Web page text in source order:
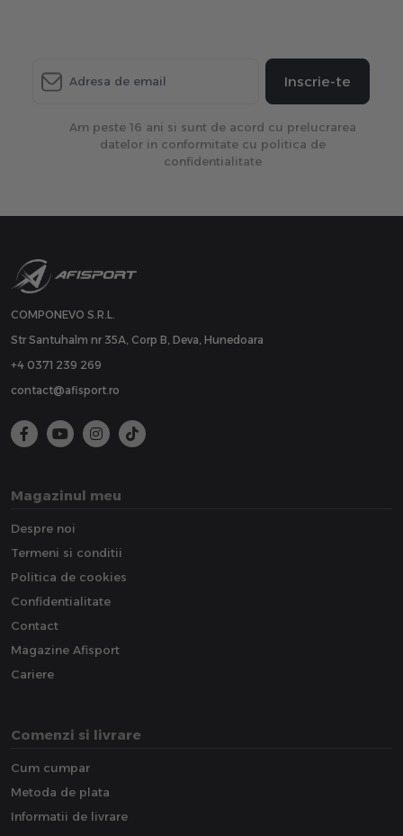
Inscrie-te
Am peste 16 ani si sunt de acord cu prelucrarea
datelor in conformitate cu politica de
confidentialitate
COMPONEVO S.R.L.
Str Santuhalm nr 35A, Corp B, Deva, Hunedoara
+4 0371 239 269
contact@afisport.ro
Magazinul meu
Despre noi
Termeni si conditii
Politica de cookies
Confidentialitate
Contact
Magazine Afisport
Cariere
Comenzi si livrare
Cum cumpar
Metoda de plata
Informatii de livrare